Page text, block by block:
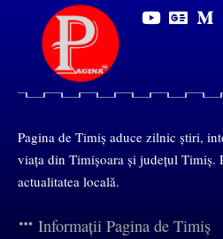
Pagina de Timiș aduce zilnic știri,
viața din Timișoara și județul Timiș.
actualitatea locală.
Informații Pagina de Timiș